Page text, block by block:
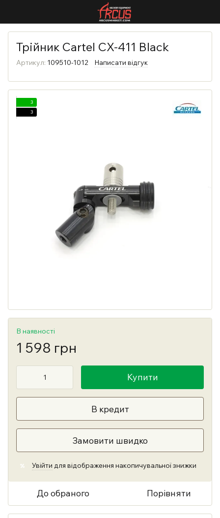
Трійник Cartel CX-411 Black
Артикул: 109510-1012 Написати відгук
3
3
В наявності
1 598 грн
Купити
В кредит
Замовити швидко
% Увійти для відображення накопичувальної знижки
До обраного Порівняти